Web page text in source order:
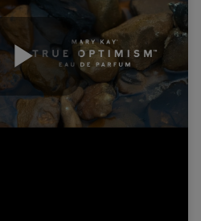
Play